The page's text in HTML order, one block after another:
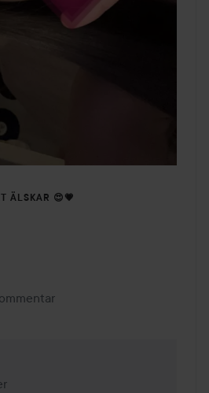
ÄLSKAR 😍💗
lades 6 månader